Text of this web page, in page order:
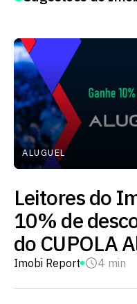
ALUGUEL
Leitores do
10% de
do CUPOLA
Imobi Report 4 min